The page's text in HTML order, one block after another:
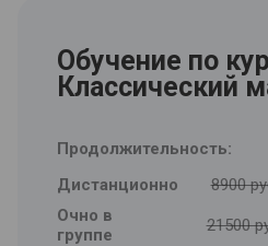
красоты.
2. Анатомия и строение
лепка дермы.
5. Эффективные методы
косметологов и
Обучение по
Классический
Продолжительность:
Дистанционно
8900
Очно в
группе
21500